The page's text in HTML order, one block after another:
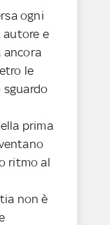
ogni
autore e
ancora
le
prima
ritmo al
non è